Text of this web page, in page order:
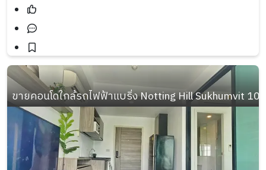
ขายคอนโดใกล้รถไฟฟ้าแบริ่ง Notting Hill Sukhumvit